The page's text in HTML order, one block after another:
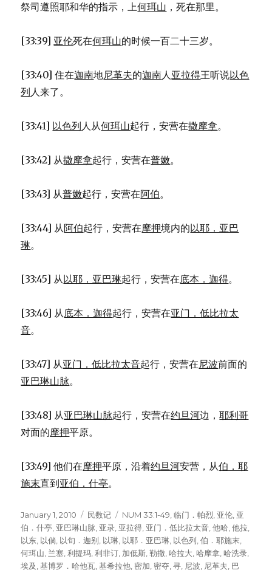
祭司遵照耶和华的指示，上何珥山 ，死在那里。
[33:39] 亚伦死在何珥山的时候一百二十三岁。
[33:40] 住在迦南地尼革夫的迦南人亚拉得王听说以色
列人来了。
[33:41] 以色列人从何珥山起行，安营在撒摩拿。
[33:42] 从撒摩拿起行，安营在普嫩。
[33:43] 从普嫩起行，安营在阿伯。
[33:44] 从阿伯起行，安营在摩押境内的以耶．亚巴
琳。
[33:45] 从以耶．亚巴琳起行，安营在底本．迦得。
[33:46] 从底本．迦得起行，安营在亚门．低比拉太
音。
[33:47] 从亚门．低比拉太音起行，安营在尼波前面的
亚巴琳山脉。
[33:48] 从亚巴琳山脉起行，安营在约旦河边，耶利哥
对面的摩押平原。
[33:49] 他们在摩押平原，沿着约旦河安营，从伯．耶
施末直到亚伯．什亭。
Posted
on
January 1, 2010 Categories
民数记 Tags
NUM 33:1-49 ,临门．帕烈 亚伦 亚
伯．什亭 亚巴琳山脉 亚录 亚拉得 亚门．低比拉太音 ,他哈 ,他拉
以东 以倘 以旬．迦别 以琳 以耶．亚巴琳 以色列 ,伯．耶施末
何珥山 兰塞 ,利提玛 ,利非订 加低斯 ,勒撒 ,哈拉大 ,哈摩拿 ,哈洗录
埃及 ,基博罗．哈他瓦 ,基希拉他 密加 密夺 ,寻 尼波 尼革夫 巴